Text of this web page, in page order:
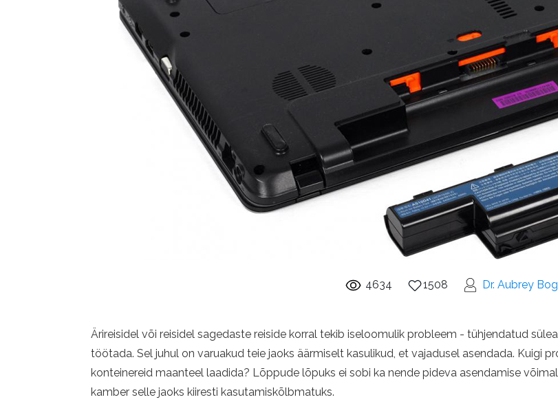
4634 1508 Dr. Aubrey
Ärireisidel või reisidel sagedaste reiside korral tekib iseloomulik probleem - tühjendatud
töötada. Sel juhul on varuakud teie jaoks äärmiselt kasulikud, et vajadusel asendada. Kuigi
konteinereid maanteel laadida? Lõppude lõpuks ei sobi ka nende pideva asendamise
kamber selle jaoks kiiresti kasutamiskõlbmatuks.